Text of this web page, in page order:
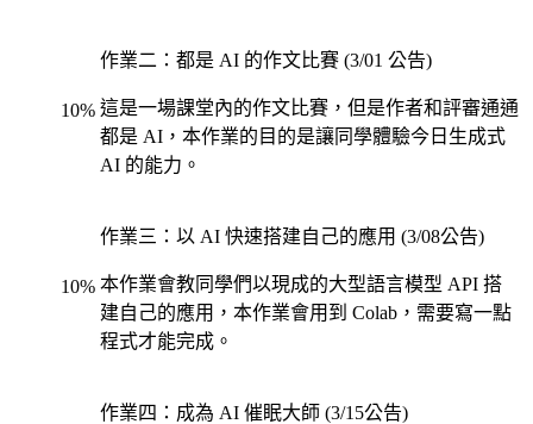
10%
作業二：都是 AI 的作文比賽 (3/01 公告)
這是一場課堂內的作文比賽，但是作者和評審通通
都是 AI，本作業的目的是讓同學體驗今日生成式
AI 的能力。
10%
作業三：以 AI 快速搭建自己的應用 (3/08公告)
本作業會教同學們以現成的大型語言模型 API 搭
建自己的應用，本作業會用到 Colab，需要寫一點
程式才能完成。
作業四：成為 AI 催眠大師 (3/15公告)